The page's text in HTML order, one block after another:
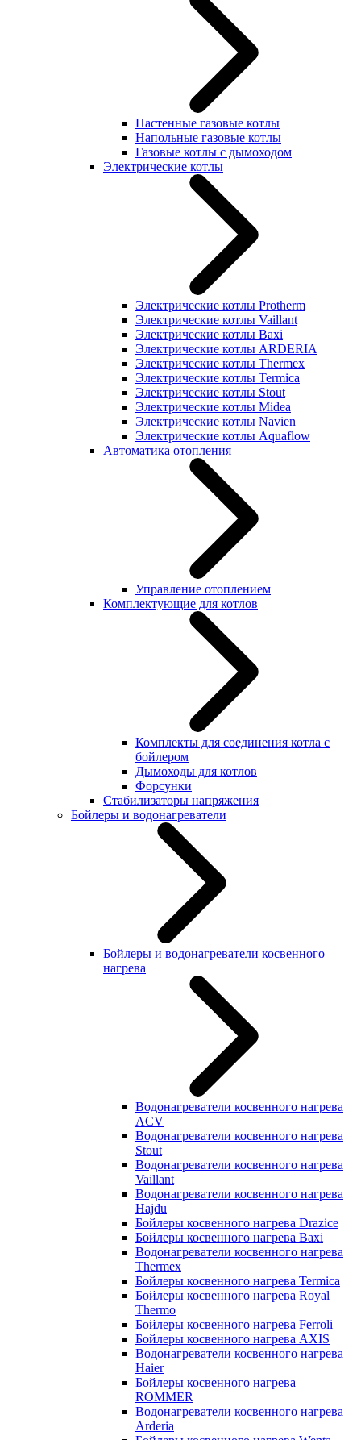
Настенные газовые котлы
Напольные газовые котлы
Газовые котлы с дымоходом
Электрические котлы
Электрические котлы Protherm
Электрические котлы Vaillant
Электрические котлы Baxi
Электрические котлы ARDERIA
Электрические котлы Thermex
Электрические котлы Termica
Электрические котлы Stout
Электрические котлы Midea
Электрические котлы Navien
Электрические котлы Aquaflow
Автоматика отопления
Управление отоплением
Комплектующие для котлов
Комплекты для соединения котла с
бойлером
Дымоходы для котлов
Форсунки
Стабилизаторы напряжения
Бойлеры и водонагреватели
Бойлеры и водонагреватели косвенного
нагрева
Водонагреватели косвенного нагрева
ACV
Водонагреватели косвенного нагрева
Stout
Водонагреватели косвенного нагрева
Vaillant
Водонагреватели косвенного нагрева
Hajdu
Бойлеры косвенного нагрева Drazice
Бойлеры косвенного нагрева Baxi
Водонагреватели косвенного нагрева
Thermex
Бойлеры косвенного нагрева Termica
Бойлеры косвенного нагрева Royal
Thermo
Бойлеры косвенного нагрева Ferroli
Бойлеры косвенного нагрева AXIS
Водонагреватели косвенного нагрева
Haier
Бойлеры косвенного нагрева
ROMMER
Водонагреватели косвенного нагрева
Arderia